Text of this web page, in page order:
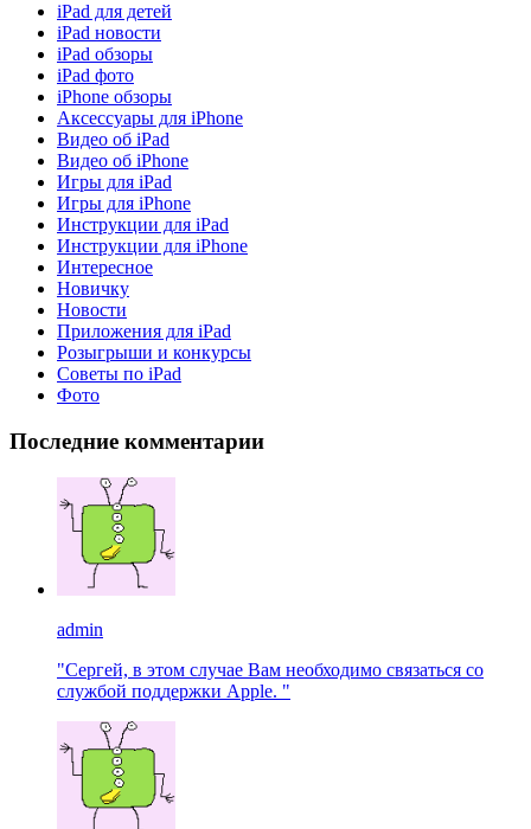
iPad для детей
iPad новости
iPad обзоры
iPad фото
iPhone обзоры
Аксессуары для iPhone
Видео об iPad
Видео об iPhone
Игры для iPad
Игры для iPhone
Инструкции для iPad
Инструкции для iPhone
Интересное
Новичку
Новости
Приложения для iPad
Розыгрыши и конкурсы
Советы по iPad
Фото
Последние комментарии
admin
"Сергей, в этом случае Вам необходимо связаться со
службой поддержки Apple. "